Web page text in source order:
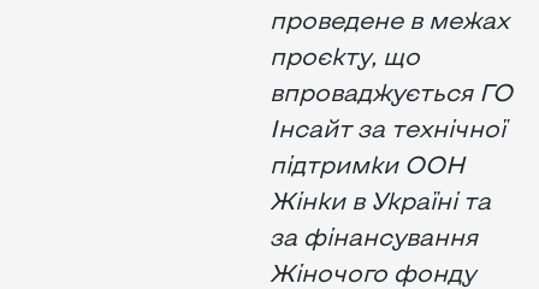
проведене в межах
проєкту, що
впроваджується ГО
Інсайт за технічної
підтримки ООН
Жінки в Україні та
за фінансування
Жіночого фонду